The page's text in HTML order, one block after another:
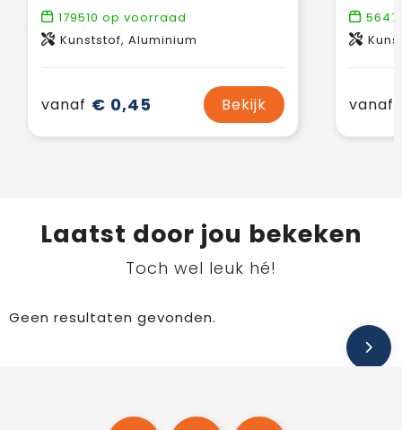
179510 op voorraad
Kunststof, Aluminium
vanaf € 0,45 Bekijk vanaf
Laatst door jou bekeken
Toch wel leuk hé!
Geen resultaten gevonden.